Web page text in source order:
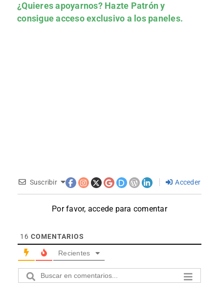
¿Quieres apoyarnos? Hazte Patróny
consigue acceso exclusivo a los paneles.
Suscribir Acceder
Por favor, accede para comentar
16 COMENTARIOS
Recientes